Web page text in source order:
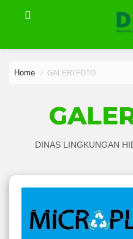
Home GALERI FOTO
DINAS LINGKUNGAN